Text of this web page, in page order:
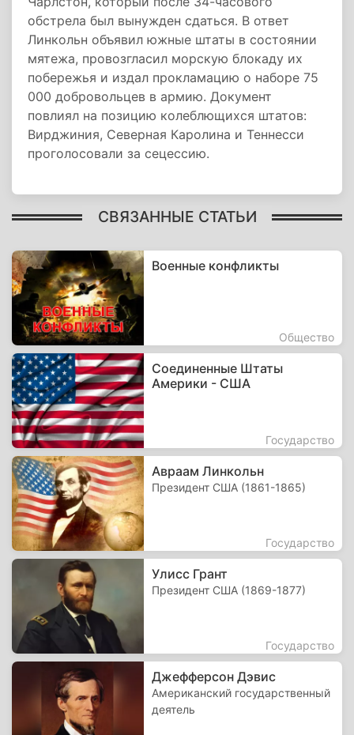
обстрела был вынужден сдаться. В ответ
Линкольн объявил южные штаты в состоянии
мятежа, провозгласил морскую блокаду их
побережья и издал прокламацию о наборе 75
000 добровольцев в армию. Документ
повлиял на позицию колеблющихся штатов:
Вирджиния, Северная Каролина и Теннесси
проголосовали за сецессию.
СВЯЗАННЫЕ СТАТЬИ
Военные конфликты
Общество
Соединенные Штаты
Америки - США
Государство
Авраам Линкольн
Президент США (1861-1865)
Государство
Улисс Грант
Президент США (1869-1877)
Государство
Джефферсон Дэвис
Американский государственный
деятель